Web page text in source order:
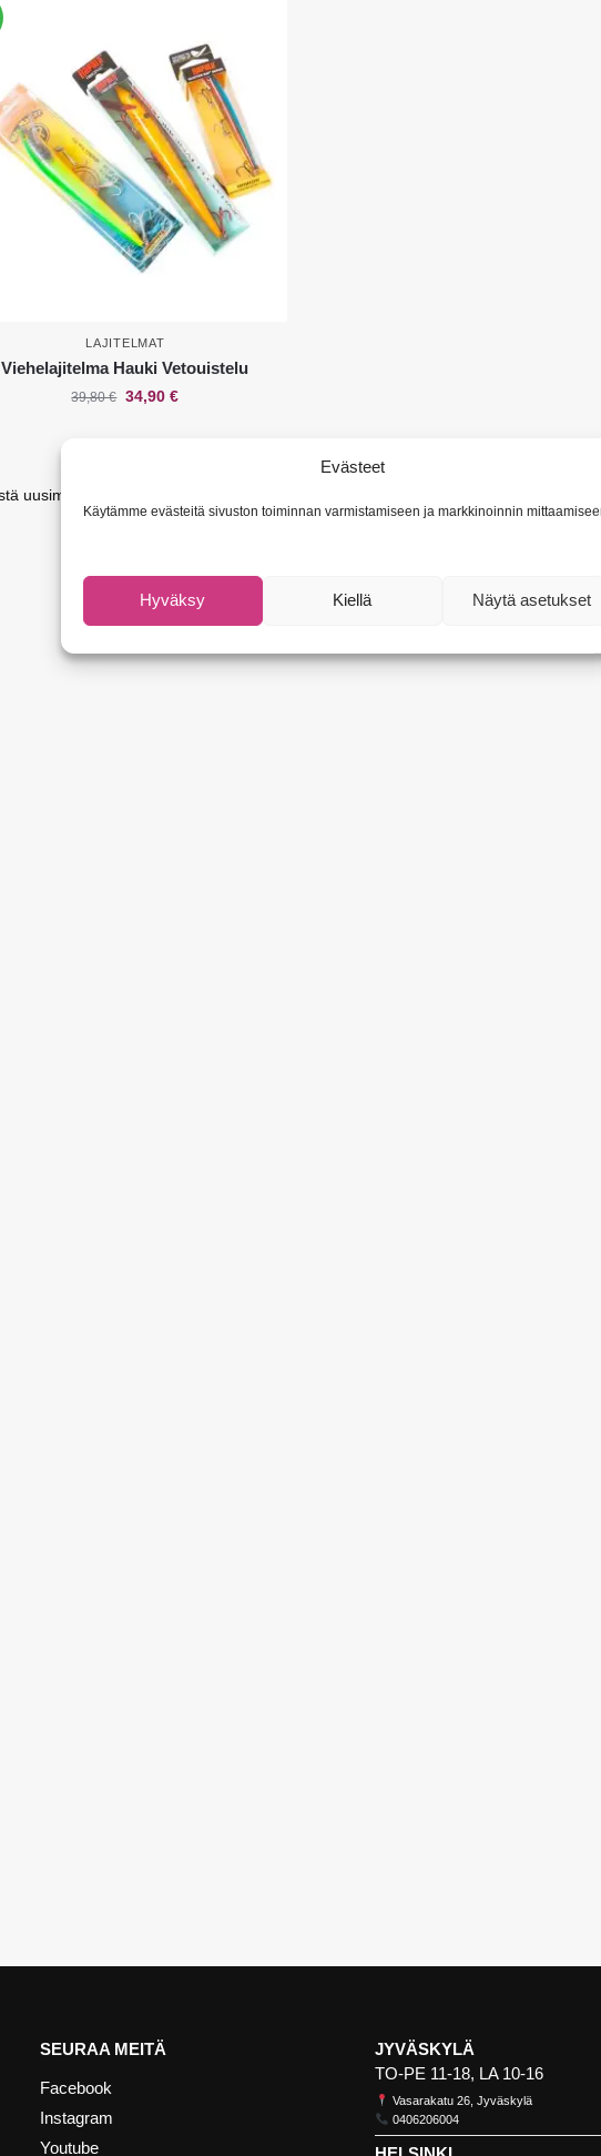
Evästeet
Käytämme evästeitä sivuston toiminnan varmistamiseen ja markkinoinnin
Hyväksy Kiellä Näytä asetukset
LAJITELMAT
Viehelajitelma Hauki Vetouistelu
39,80€ 34,90€
SEURAA MEITÄ
Facebook
Instagram
Youtube
JYVÄSKYLÄ
TO-PE 11-18, LA 10-16
Vasarakatu 26, Jyväskylä
0406206004